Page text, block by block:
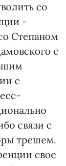
со
-
Степаном
с
с
связи с
трешем.
свое